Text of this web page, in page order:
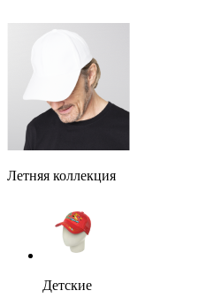
Летняя коллекция
Детские